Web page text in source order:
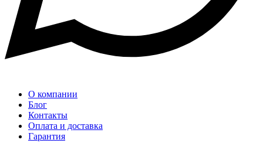
О компании
Блог
Контакты
Оплата и доставка
Гарантия